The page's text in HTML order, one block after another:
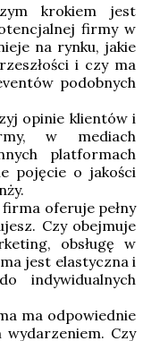
krokiem jest
firmy w
na rynku, jakie
i czy ma
podobnych
opinie klientów i
w mediach
platformach
pojęcie o jakości
oferuje pełny
Czy obejmuje
obsługę w
jest elastyczna i
indywidualnych
ma odpowiednie
Czy